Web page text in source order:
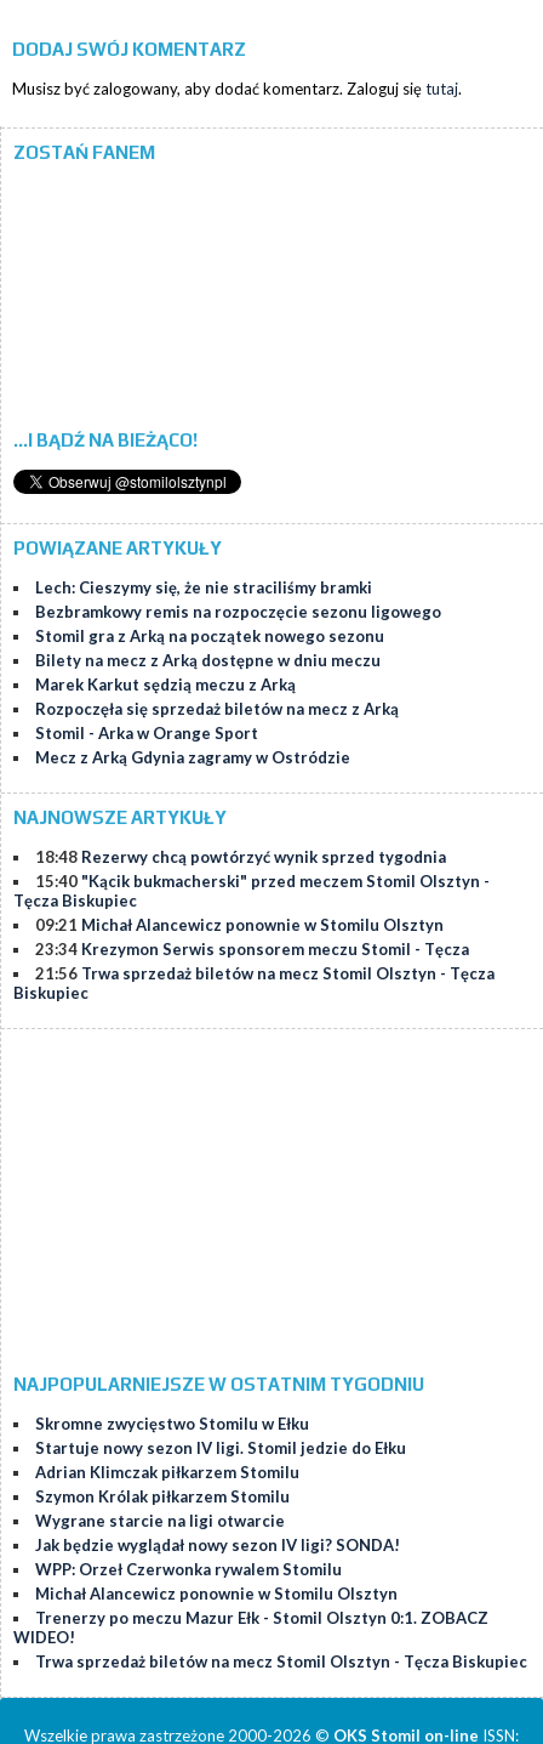
DODAJ SWÓJ KOMENTARZ
Musisz być zalogowany, aby dodać komentarz. Zaloguj siętutaj.
ZOSTAŃ FANEM
...I BĄDŹ NA BIEŻĄCO!
POWIĄZANE ARTYKUŁY
Lech: Cieszymy się, że nie straciliśmy bramki
Bezbramkowy remis na rozpoczęcie sezonu ligowego
Stomil gra z Arką na początek nowego sezonu
Bilety na mecz z Arką dostępne w dniu meczu
Marek Karkut sędzią meczu z Arką
Rozpoczęła się sprzedaż biletów na mecz z Arką
Stomil - Arka w Orange Sport
Mecz z Arką Gdynia zagramy w Ostródzie
NAJNOWSZE ARTYKUŁY
18:48 Rezerwy chcą powtórzyć wynik sprzed tygodnia
15:40 "Kącik bukmacherski" przed meczem Stomil Olsztyn -
Tęcza Biskupiec
09:21 Michał Alancewicz ponownie w Stomilu Olsztyn
23:34 Krezymon Serwis sponsorem meczu Stomil - Tęcza
21:56 Trwa sprzedaż biletów na mecz Stomil Olsztyn - Tęcza
Biskupiec
NAJPOPULARNIEJSZE W OSTATNIM TYGODNIU
Skromne zwycięstwo Stomilu w Ełku
Startuje nowy sezon IV ligi. Stomil jedzie do Ełku
Adrian Klimczak piłkarzem Stomilu
Szymon Królak piłkarzem Stomilu
Wygrane starcie na ligi otwarcie
Jak będzie wyglądał nowy sezon IV ligi? SONDA!
WPP: Orzeł Czerwonka rywalem Stomilu
Michał Alancewicz ponownie w Stomilu Olsztyn
Trenerzy po meczu Mazur Ełk - Stomil Olsztyn 0:1. ZOBACZ
WIDEO!
Trwa sprzedaż biletów na mecz Stomil Olsztyn - Tęcza Biskupiec
Wszelkie prawa zastrzeżone 2000-2026 © OKS Stomil on-line ISSN: